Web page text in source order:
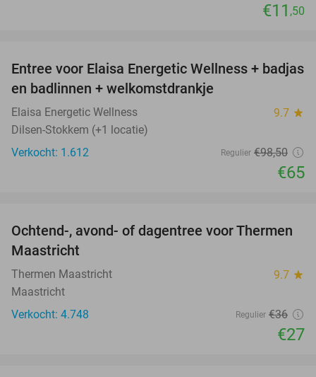
€11 ,50
34%
Entree voor Elaisa Energetic Wellness + badjas
en badlinnen + welkomstdrankje
Elaisa Energetic Wellness 9.7 star
Dilsen-Stokkem (+1 locatie)
Verkocht: 1.612
Regulier €98,50
€65
25%
Ochtend-, avond- of dagentree voor Thermen
Maastricht
Thermen Maastricht 9.7 star
Maastricht
Verkocht: 4.748
Regulier €36
€27